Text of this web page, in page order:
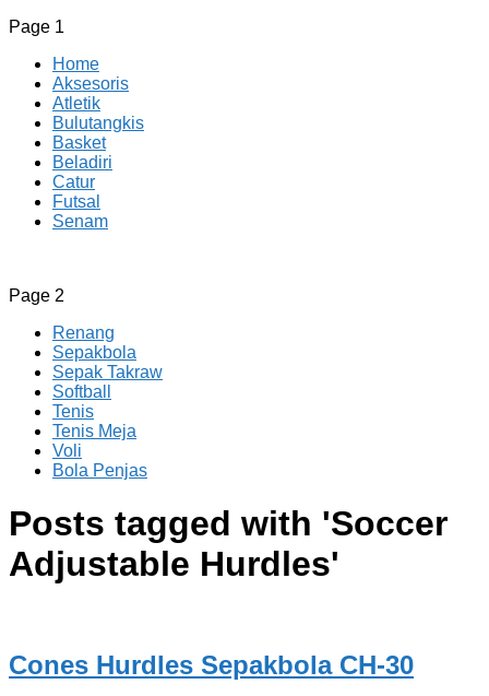
Page 1
Home
Aksesoris
Atletik
Bulutangkis
Basket
Beladiri
Catur
Futsal
Senam
CV JAYA BERSAMA Co Id
Menyediakan Semua Perlengkapan Olahraga Yang
Page 2
Renang
Sepakbola
Sepak Takraw
Softball
Tenis
Tenis Meja
Voli
Bola Penjas
Posts tagged with 'Soccer
Adjustable Hurdles'
Cones Hurdles Sepakbola CH-30